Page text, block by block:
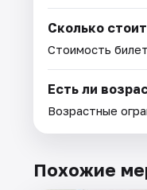
Сколько
Стоимость
Есть ли
Возрастные
Похожие